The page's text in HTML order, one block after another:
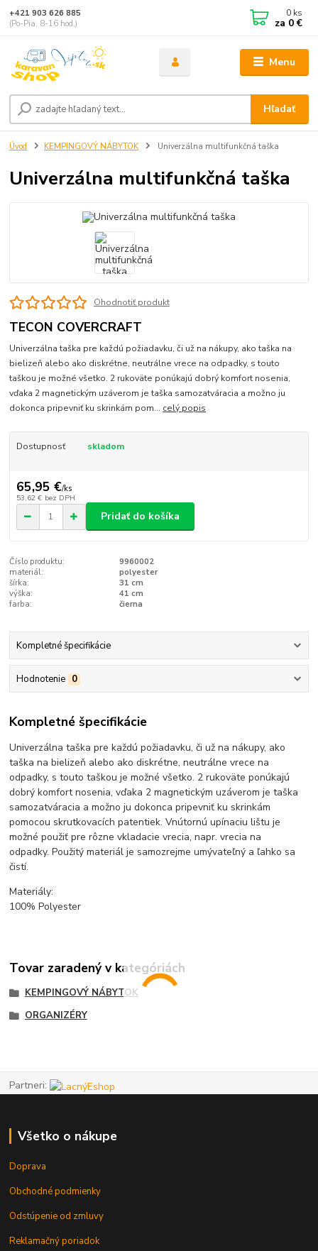
Menu
Hľadať
+421 903 626 885
(Po-Pia, 8-16 hod.)
0 ks
za 0 €
Úvod KEMPINGOVÝ NÁBYTOK Univerzálna multifunkčná taška
Univerzálna multifunkčná taška
Ohodnotiť produkt
TECON COVERCRAFT
Univerzálna taška pre každú požiadavku, či už na nákupy, ako taška na
bielizeň alebo ako diskrétne, neutrálne vrece na odpadky, s touto
taškou je možné všetko. 2 rukoväte ponúkajú dobrý komfort nosenia,
vďaka 2 magnetickým uzáverom je taška samozatváracia a možno ju
dokonca pripevniť ku skrinkám pom... celý popis
Dostupnosť skladom
65,95 €/ks
53,62 € bez DPH
Pridať do košíka
Číslo produktu:
9960002
materiál:
polyester
šírka:
31 cm
výška:
41 cm
farba:
čierna
Kompletné špecifikácie
Hodnotenie 0
Kompletné špecifikácie
Univerzálna taška pre každú požiadavku, či už na nákupy, ako
taška na bielizeň alebo ako diskrétne, neutrálne vrece na
odpadky, s touto taškou je možné všetko. 2 rukoväte ponúkajú
dobrý komfort nosenia, vďaka 2 magnetickým uzáverom je taška
samozatváracia a možno ju dokonca pripevniť ku skrinkám
pomocou skrutkovacích patentiek. Vnútornú upínaciu lištu je
možné použiť pre rôzne vkladacie vrecia, napr. vrecia na
odpadky. Použitý materiál je samozrejme umývateľný a ľahko sa
čistí.
Materiály:
100% Polyester
Tovar zaradený v kategóriách
KEMPINGOVÝ NÁBYTOK
ORGANIZÉRY
Partneri:
Všetko o nákupe
Doprava
Obchodné podmienky
Odstúpenie od zmluvy
Reklamačný poriadok